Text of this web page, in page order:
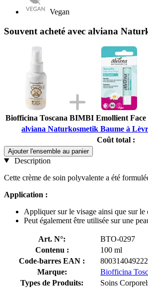
Vegan
Souvent acheté avec alviana
Biofficina Toscana BIMBI Emollient
alviana Naturkosmetik Baume à
Coût total :
Ajouter l'ensemble au panier
Description
Cette crème de soin polyvalente a été
Application :
Appliquer sur le visage ainsi que sur le
Peut également être utilisée sur une
Art. N°:
BTO-0297
Contenu :
100 ml
Code-barres EAN :
Marque:
Biofficina
Types de Produits:
Soins